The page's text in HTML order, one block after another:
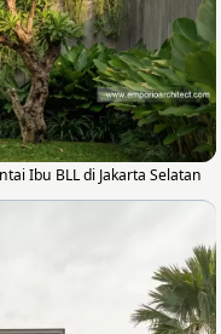
Ibu BLL di Jakarta Selatan